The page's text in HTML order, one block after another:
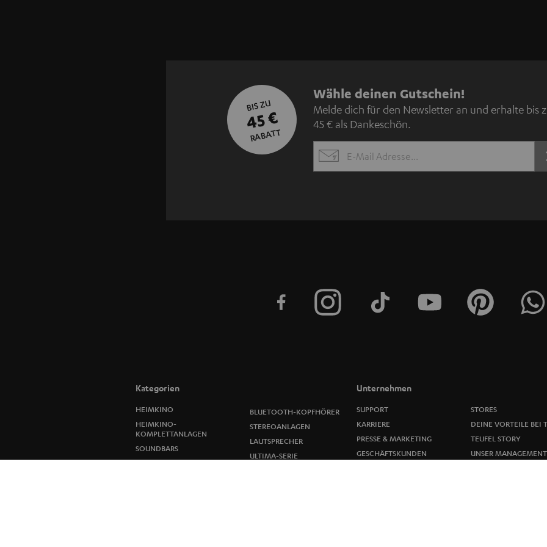
BIS ZU
45 €
RABATT
N
e
w
s
e
r
e
d
Wähle deinen Gutschein!
Melde dich für den Newsletter an und erhalte bis
45 € als Dankeschön.
EMAIL
Kategorien
HEIMKINO
HEIMKINO-
KOMPLETTANLAGEN
SOUNDBARS
STEREO
BLUETOOTH-KOPFHÖRER
STEREOANLAGEN
LAUTSPRECHER
ULTIMA-SERIE
Unternehmen
SUPPORT
KARRIERE
PRESSE & MARKETING
GESCHÄFTSKUNDEN
STORES
DEINE VORTEILE BEI
TEUFEL STORY
UNSER MANAGEMENT